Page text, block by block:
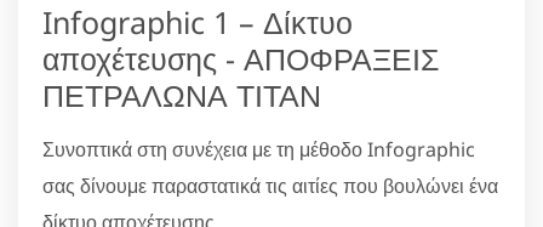
Infographic 1 – Δίκτυο
αποχέτευσης - ΑΠΟΦΡΑΞΕΙΣ
ΠΕΤΡΑΛΩΝΑ ΤΙΤΑΝ
Συνοπτικά στη συνέχεια με τη μέθοδο Infographic
σας δίνουμε παραστατικά τις αιτίες που βουλώνει ένα